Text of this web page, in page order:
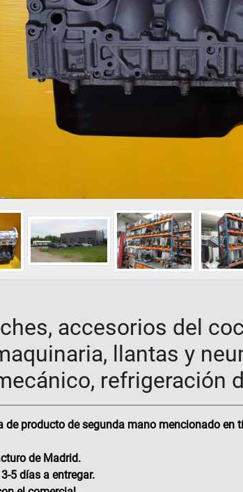
accesorios del
llantas y
refrigeración
de producto de segunda mano mencionado
de Madrid.
5 días a entregar.